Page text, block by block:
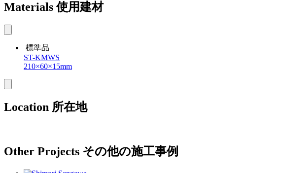
Materials 使用建材
標準品
ST-KMWS
210×60×15mm
Location 所在地
Other Projects その他の施工事例